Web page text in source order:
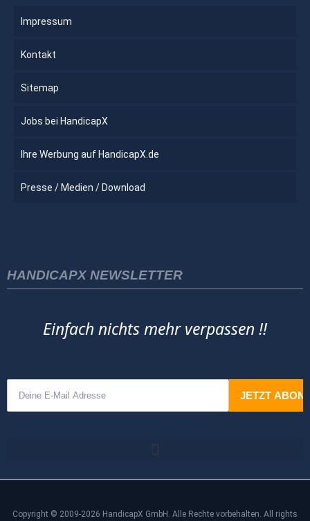
Impressum
Kontakt
Sitemap
Jobs bei HandicapX
Ihre Werbung auf HandicapX.de
Presse / Medien / Download
HANDICAPX NEWSLETTER
Einfach nichts mehr verpassen !!
Copyright © 2009-2026 HandicapX GmbH. Alle Rechte vorbehalten. All rights